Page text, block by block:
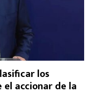
los
el accionar de la